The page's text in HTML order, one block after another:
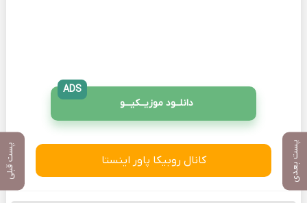
پست بعدی پست قبلی
دانلــود موزیــکیـــو
ADS
کانال روبیکا پاور اینستا